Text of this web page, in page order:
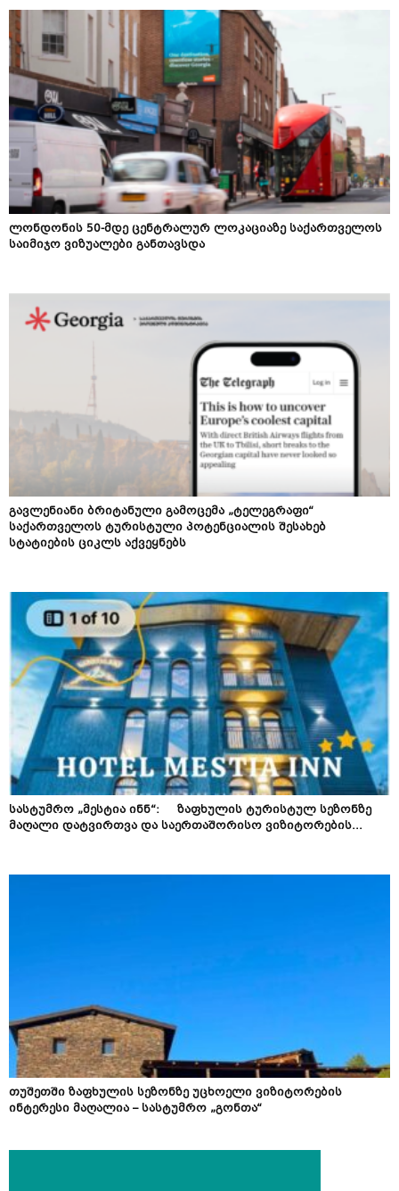
ლონდონის 50-მდე ცენტრალურ ლოკაციაზე საქართველოს
საიმიჯო ვიზუალები განთავსდა
გავლენიანი ბრიტანული გამოცემა „ტელეგრაფი“
საქართველოს ტურისტული პოტენციალის შესახებ
სტატიების ციკლს აქვეყნებს
სასტუმრო „მესტია ინნ“: ზაფხულის ტურისტულ სეზონზე
მაღალი დატვირთვა და საერთაშორისო ვიზიტორების...
თუშეთში ზაფხულის სეზონზე უცხოელი ვიზიტორების
ინტერესი მაღალია – სასტუმრო „გონთა“